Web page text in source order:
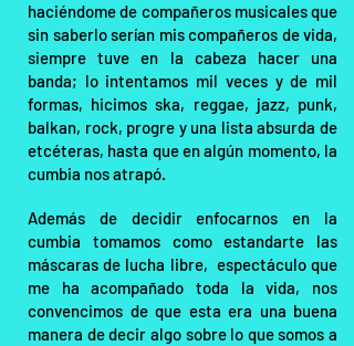
haciéndome de compañeros musicales que
sin saberlo serían mis compañeros de vida,
siempre tuve en la cabeza hacer una
banda; lo intentamos mil veces y de mil
formas, hicimos ska, reggae, jazz, punk,
balkan, rock, progre y una lista absurda de
etcéteras, hasta que en algún momento, la
cumbia nos atrapó.
Además de decidir enfocarnos en la
cumbia tomamos como estandarte las
máscaras de lucha libre, espectáculo que
me ha acompañado toda la vida, nos
convencimos de que esta era una buena
manera de decir algo sobre lo que somos a